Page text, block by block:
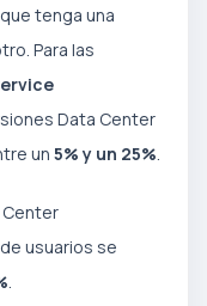
que tenga una
Para las
Data Center
un 5% y un 25%.
Center
usuarios se
.